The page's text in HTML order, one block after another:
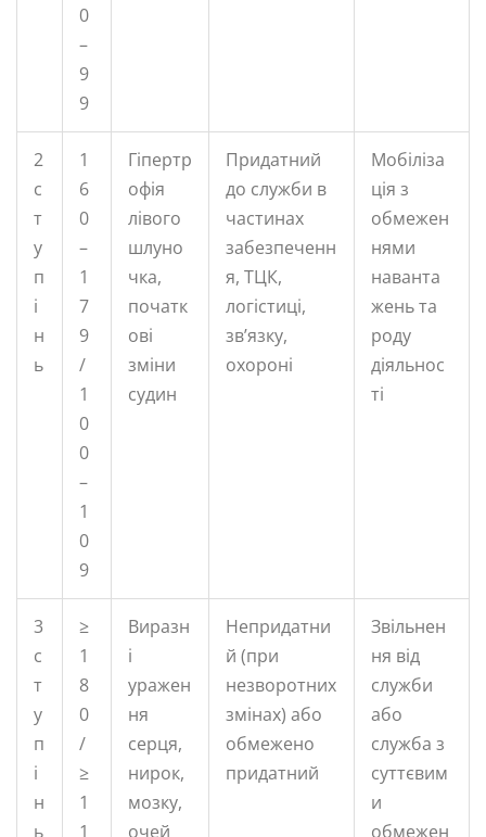
0
–
9
9
2
с
т
у
п
і
н
ь
1
6
0
–
1
7
9
/
1
0
0
–
1
0
9
Гіпертр
офія
лівого
шлуно
чка,
початк
ові
зміни
судин
Придатний
до служби в
частинах
забезпеченн
я, ТЦК,
логістиці,
зв’язку,
охороні
Мобіліза
ція з
обмежен
нями
наванта
жень та
роду
діяльнос
ті
3
с
т
у
п
і
н
ь
≥
1
8
0
/
≥
1
1
Виразн
і
уражен
ня
серця,
нирок,
мозку,
очей
Непридатни
й (при
незворотних
змінах) або
обмежено
придатний
Звільнен
ня від
служби
або
служба з
суттєвим
и
обмежен